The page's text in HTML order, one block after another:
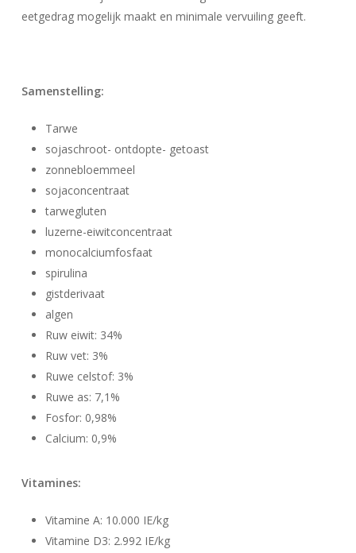
eetgedrag mogelijk maakt en minimale vervuiling geeft.
Samenstelling:
Tarwe
sojaschroot- ontdopte- getoast
zonnebloemmeel
sojaconcentraat
tarwegluten
luzerne-eiwitconcentraat
monocalciumfosfaat
spirulina
gistderivaat
algen
Ruw eiwit: 34%
Ruw vet: 3%
Ruwe celstof: 3%
Ruwe as: 7,1%
Fosfor: 0,98%
Calcium: 0,9%
Vitamines:
Vitamine A: 10.000 IE/kg
Vitamine D3: 2.992 IE/kg